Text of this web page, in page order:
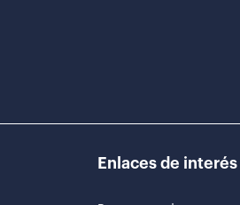
Enlaces de interés